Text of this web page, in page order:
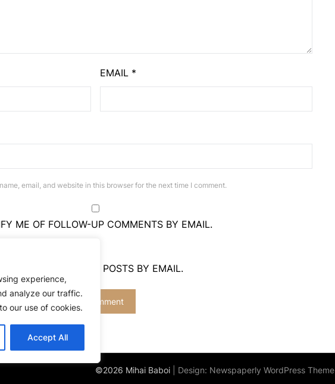
experience,
analyze our traffic.
our use of cookies.
Accept All
EMAIL *
email, and website in this browser for the next time I comment.
ME OF FOLLOW-UP COMMENTS BY EMAIL.
NOTIFY ME OF NEW POSTS BY EMAIL.
©2026 Mihai Baboi | Design: Newspaperly WordPress Theme